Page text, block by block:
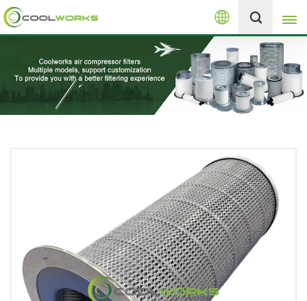
العربية
English
español
русский
Melayu
+8613525046291